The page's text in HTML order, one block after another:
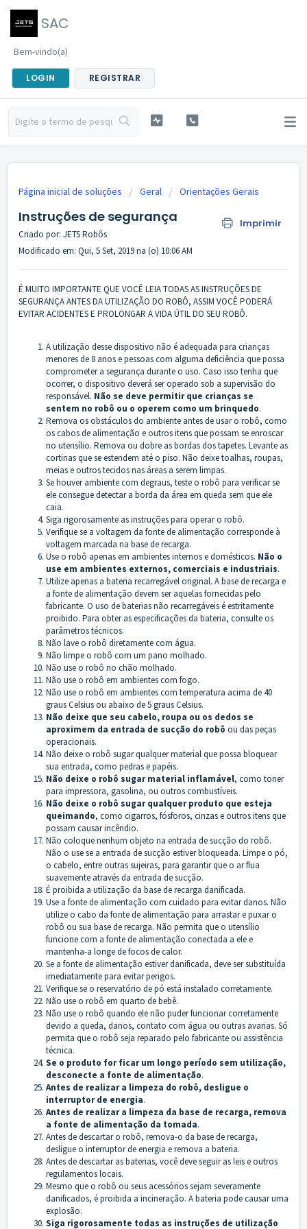
SAC
Bem-vindo(a)
LOGIN REGISTRAR
Página inicial de soluções Geral Orientações Gerais
Instruções de segurança Imprimir
Criado por: JETS Robôs
Modificado em: Qui, 5 Set, 2019 na (o) 10:06 AM
É MUITO IMPORTANTE QUE VOCÊ LEIA TODAS AS INSTRUÇÕES DE
SEGURANÇA ANTES DA UTILIZAÇÃO DO ROBÔ, ASSIM VOCÊ PODERÁ
EVITAR ACIDENTES E PROLONGAR A VIDA ÚTIL DO SEU ROBÔ.
A utilização desse dispositivo não é adequada para crianças
menores de 8 anos e pessoas com alguma deficiência que possa
comprometer a segurança durante o uso. Caso isso tenha que
ocorrer, o dispositivo deverá ser operado sob a supervisão do
responsável. Não se deve permitir que crianças se
sentem no robô ou o operem como um brinquedo.
Remova os obstáculos do ambiente antes de usar o robô, como
os cabos de alimentação e outros itens que possam se enroscar
no utensílio. Remova ou dobre as bordas dos tapetes. Levante as
cortinas que se estendem até o piso. Não deixe toalhas, roupas,
meias e outros tecidos nas áreas a serem limpas.
Se houver ambiente com degraus, teste o robô para verificar se
ele consegue detectar a borda da área em queda sem que ele
caia.
Siga rigorosamente as instruções para operar o robô.
Verifique se a voltagem da fonte de alimentação corresponde à
voltagem marcada na base de recarga.
Use o robô apenas em ambientes internos e domésticos. Não o
use em ambientes externos, comerciais e industriais.
Utilize apenas a bateria recarregável original. A base de recarga e
a fonte de alimentação devem ser aquelas fornecidas pelo
fabricante. O uso de baterias não recarregáveis é estritamente
proibido. Para obter as especificações da bateria, consulte os
parâmetros técnicos.
Não lave o robô diretamente com água.
Não limpe o robô com um pano molhado.
Não use o robô no chão molhado.
Não use o robô em ambientes com fogo.
Não use o robô em ambientes com temperatura acima de 40
graus Celsius ou abaixo de 5 graus Celsius.
Não deixe que seu cabelo, roupa ou os dedos se
aproximem da entrada de sucção do robô ou das peças
operacionais.
Não deixe o robô sugar qualquer material que possa bloquear
sua entrada, como pedras e papéis.
Não deixe o robô sugar material inflamável, como toner
para impressora, gasolina, ou outros combustíveis.
Não deixe o robô sugar qualquer produto que esteja
queimando, como cigarros, fósforos, cinzas e outros itens que
possam causar incêndio.
Não coloque nenhum objeto na entrada de sucção do robô.
Não o use se a entrada de sucção estiver bloqueada. Limpe o pó,
o cabelo, entre outras sujeiras, para garantir que o ar flua
suavemente através da entrada de sucção.
É proibida a utilização da base de recarga danificada.
Use a fonte de alimentação com cuidado para evitar danos. Não
utilize o cabo da fonte de alimentação para arrastar e puxar o
robô ou sua base de recarga. Não permita que o utensílio
funcione com a fonte de alimentação conectada a ele e
mantenha-a longe de focos de calor.
Se a fonte de alimentação estiver danificada, deve ser substituída
imediatamente para evitar perigos.
Verifique se o reservatório de pó está instalado corretamente.
Não use o robô em quarto de bebê.
Não use o robô quando ele não puder funcionar corretamente
devido a queda, danos, contato com água ou outras avarias. Só
permita que o robô seja reparado pelo fabricante ou assistência
técnica.
Se o produto for ficar um longo período sem utilização,
desconecte a fonte de alimentação.
Antes de realizar a limpeza do robô, desligue o
interruptor de energia.
Antes de realizar a limpeza da base de recarga, remova
a fonte de alimentação da tomada.
Antes de descartar o robô, remova-o da base de recarga,
desligue o interruptor de energia e remova a bateria.
Antes de descartar as baterias, você deve seguir as leis e outros
regulamentos locais.
Mesmo que o robô ou seus acessórios sejam severamente
danificados, é proibida a incineração. A bateria pode causar uma
explosão.
Siga rigorosamente todas as instruções de utilização